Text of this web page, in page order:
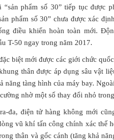
“sản phẩm số 30” tiếp tục được
phẩm số 30” chưa được xác
điều khiển hoàn toàn mới.
T-50 ngay trong năm 2017.
biệt mới được các giới chức
thân được áp dụng sâu vật
năng tàng hình của máy bay.
nhờ một số thay đổi nhỏ
đa, điện tử hàng không mới
vũ khí tấn công chính xác thế
thân và gốc cánh (tăng khả